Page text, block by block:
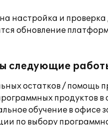
настройка и проверка
обновление
следующие
остатков / помощь
продуктов в
обучение в офисе
по выбору